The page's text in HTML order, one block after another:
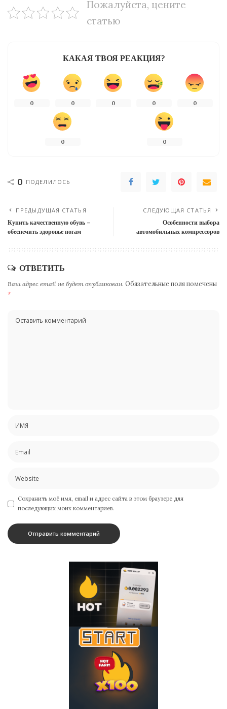
Пожалуйста, цените
статью
КАКАЯ ТВОЯ РЕАКЦИЯ?
0 0 0 0 0
0 0
0 ПОДЕЛИЛОСЬ
ПРЕДЫДУЩАЯ СТАТЬЯ
Купить качественную обувь –
обеспечить здоровье ногам
СЛЕДУЮЩАЯ СТАТЬЯ
Особенности выбора
автомобильных компрессоров
ОТВЕТИТЬ
Ваш адрес email не будет опубликован. Обязательные поля помечены
*
Сохранить моё имя, email и адрес сайта в этом браузере для
последующих моих комментариев.